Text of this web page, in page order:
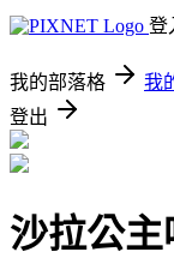
登
我的部落格 我
登出
沙拉公